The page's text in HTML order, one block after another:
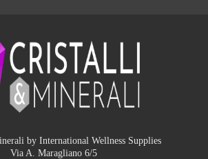
by International Wellness Supplies
Via A. Maragliano 6/5